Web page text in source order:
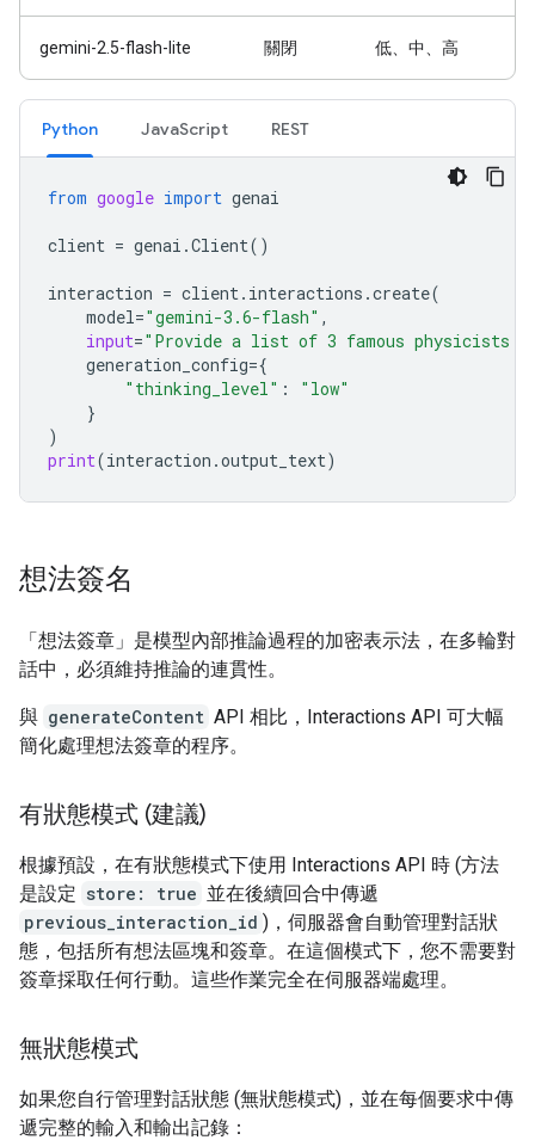
gemini-2.5-flash-lite 關閉 低、中、高
Python JavaScript REST
from google import genai
client = genai .Client()
interaction = client. interactions .create(
model="gemini-3.6-flash" ,
input="Provide a list of 3 famous physicists
generation_config={
"thinking_level" :
"low"
}
)
print(interaction .output_text)
想法簽名
「想法簽章」是模型內部推論過程的加密表示法，在多輪對
話中，必須維持推論的連貫性。
與 generateContent API 相比，Interactions API 可大幅
簡化處理想法簽章的程序。
有狀態模式 (建議)
根據預設，在有狀態模式下使用 Interactions API 時 (方法
是設定 store: true 並在後續回合中傳遞
previous_interaction_id )，伺服器會自動管理對話狀
態，包括所有想法區塊和簽章。在這個模式下，您不需要對
簽章採取任何行動。這些作業完全在伺服器端處理。
無狀態模式
如果您自行管理對話狀態 (無狀態模式)，並在每個要求中傳
遞完整的輸入和輸出記錄：